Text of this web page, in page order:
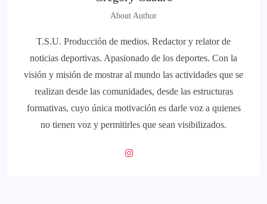
About Author
T.S.U. Producción de medios. Redactor y relator de
noticias deportivas. Apasionado de los deportes. Con la
visión y misión de mostrar al mundo las actividades que se
realizan desde las comunidades, desde las estructuras
formativas, cuyo única motivación es darle voz a quienes
no tienen voz y permitirles que sean visibilizados.